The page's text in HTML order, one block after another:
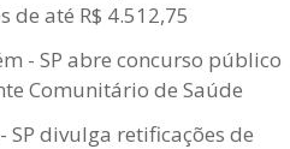
até R$ 4.512,75
- SP abre concurso público
Comunitário de Saúde
SP divulga retificações de